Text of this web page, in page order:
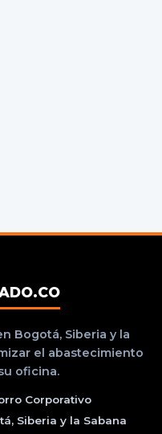
Bogotá, Siberia y la
el abastecimiento
oficina.
Corporativo
Siberia y la Sabana